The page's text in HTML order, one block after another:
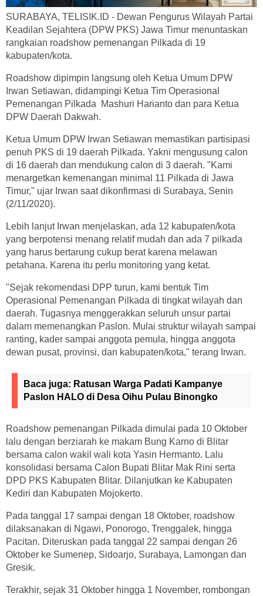
SURABAYA, TELISIK.ID - Dewan Pengurus Wilayah Partai
Keadilan Sejahtera (DPW PKS) Jawa Timur menuntaskan
rangkaian roadshow pemenangan Pilkada di 19
kabupaten/kota.
Roadshow dipimpin langsung oleh Ketua Umum DPW
Irwan Setiawan, didampingi Ketua Tim Operasional
Pemenangan Pilkada Mashuri Harianto dan para Ketua
DPW Daerah Dakwah.
Ketua Umum DPW Irwan Setiawan memastikan partisipasi
penuh PKS di 19 daerah Pilkada. Yakni mengusung calon
di 16 daerah dan mendukung calon di 3 daerah. "Kami
menargetkan kemenangan minimal 11 Pilkada di Jawa
Timur," ujar Irwan saat dikonfirmasi di Surabaya, Senin
(2/11/2020).
Lebih lanjut Irwan menjelaskan, ada 12 kabupaten/kota
yang berpotensi menang relatif mudah dan ada 7 pilkada
yang harus bertarung cukup berat karena melawan
petahana. Karena itu perlu monitoring yang ketat.
"Sejak rekomendasi DPP turun, kami bentuk Tim
Operasional Pemenangan Pilkada di tingkat wilayah dan
daerah. Tugasnya menggerakkan seluruh unsur partai
dalam memenangkan Paslon. Mulai struktur wilayah sampai
ranting, kader sampai anggota pemula, hingga anggota
dewan pusat, provinsi, dan kabupaten/kota," terang Irwan.
Baca juga: Ratusan Warga Padati Kampanye
Paslon HALO di Desa Oihu Pulau Binongko
Roadshow pemenangan Pilkada dimulai pada 10 Oktober
lalu dengan berziarah ke makam Bung Karno di Blitar
bersama calon wakil wali kota Yasin Hermanto. Lalu
konsolidasi bersama Calon Bupati Blitar Mak Rini serta
DPD PKS Kabupaten Blitar. Dilanjutkan ke Kabupaten
Kediri dan Kabupaten Mojokerto.
Pada tanggal 17 sampai dengan 18 Oktober, roadshow
dilaksanakan di Ngawi, Ponorogo, Trenggalek, hingga
Pacitan. Diteruskan pada tanggal 22 sampai dengan 26
Oktober ke Sumenep, Sidoarjo, Surabaya, Lamongan dan
Gresik.
Terakhir, sejak 31 Oktober hingga 1 November, rombongan